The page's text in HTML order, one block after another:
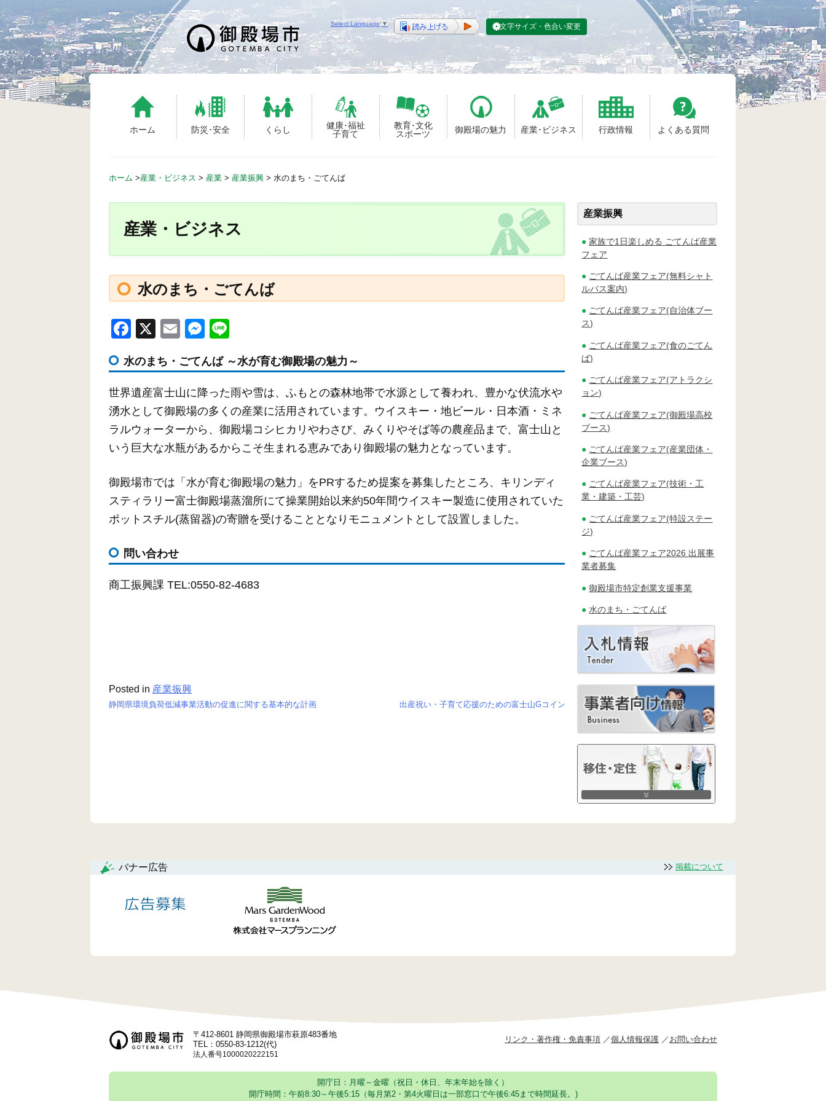
S
k
i
p
t
o
c
ホーム 防災･安全 くらし
健康･福祉
子育て
教育･文化
スポーツ
御殿場の魅力 産業･ビジネス 行政情報 よくある質問
Select Language ▼ 文字サイズ・色合い変更
ホーム >産業・ビジネス > 産業 > 産業振興 > 水のまち・ごてんば
産業・ビジネス
水のまち・ごてんば
F
c
e
b
o
o
X
E
ail
M
ss
e
n
g
er
e
水のまち・ごてんば ～水が育む御殿場の魅力～
世界遺産富士山に降った雨や雪は、ふもとの森林地帯で水源として養われ、豊かな伏流水や
湧水として御殿場の多くの産業に活用されています。ウイスキー・地ビール・日本酒・ミネ
ラルウォーターから、御殿場コシヒカリやわさび、みくりやそば等の農産品まで、富士山と
いう巨大な水瓶があるからこそ生まれる恵みであり御殿場の魅力となっています。
御殿場市では「水が育む御殿場の魅力」をPRするため提案を募集したところ、キリンディ
スティラリー富士御殿場蒸溜所にて操業開始以来約50年間ウイスキー製造に使用されていた
ポットスチル(蒸留器)の寄贈を受けることとなりモニュメントとして設置しました。
問い合わせ
商工振興課 TEL:0550-82-4683
Posted in 産業振興
静岡県環境負荷低減事業活動の促進に関する基本的な計画 出産祝い・子育て応援のための富士山Gコイン
産業振興
家族で1日楽しめる ごてんば産業
フェア
ごてんば産業フェア(無料シャト
ルバス案内)
ごてんば産業フェア(自治体ブー
ス)
ごてんば産業フェア(食のごてん
ば)
ごてんば産業フェア(アトラクシ
ョン)
ごてんば産業フェア(御殿場高校
ブース)
ごてんば産業フェア(産業団体・
企業ブース)
ごてんば産業フェア(技術・工
業・建築・工芸)
ごてんば産業フェア(特設ステー
ジ)
ごてんば産業フェア2026 出展事
業者募集
御殿場市特定創業支援事業
水のまち・ごてんば
バナー広告 掲載について
〒412-8601 静岡県御殿場市萩原483番地
TEL：0550-83-1212(代)
法人番号1000020222151
リンク・著作権・免責事項 個人情報保護 お問い合わせ
開庁日：月曜～金曜（祝日・休日、年末年始を除く）
開庁時間：午前8:30～午後5:15（毎月第2・第4火曜日は一部窓口で午後6:45まで時間延長。)